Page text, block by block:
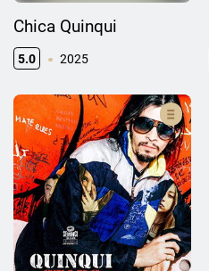
Chica Quinqui
5.0 2025